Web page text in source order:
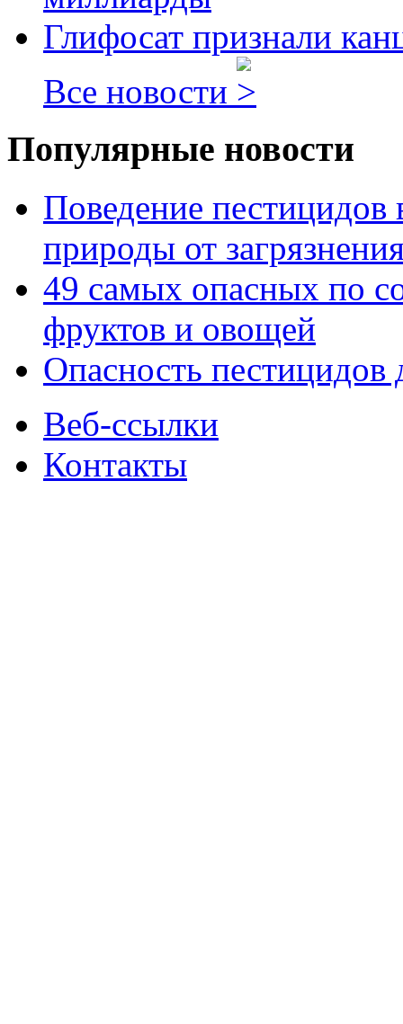
Глифосат признали
Все новости
Популярные новости
Поведение
природы от
49 самых опасных по
фруктов и овощей
Опасность пестицидов
Веб-ссылки
Контакты